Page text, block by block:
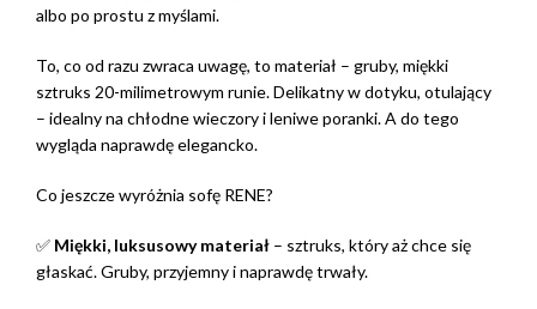
albo po prostu z myślami.
To, co od razu zwraca uwagę, to materiał – gruby, miękki
sztruks 20-milimetrowym runie. Delikatny w dotyku, otulający
– idealny na chłodne wieczory i leniwe poranki. A do tego
wygląda naprawdę elegancko.
Co jeszcze wyróżnia sofę RENE?
✅ Miękki, luksusowy materiał – sztruks, który aż chce się
głaskać. Gruby, przyjemny i naprawdę trwały.